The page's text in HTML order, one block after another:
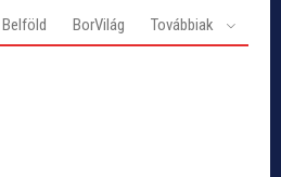
Belföld BorVilág Továbbiak